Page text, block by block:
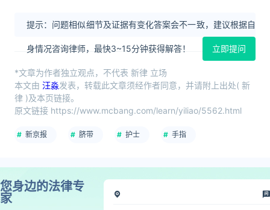
提示：问题相似细节及证据有变化答案会不一致，建议根据自
身情况咨询律师，最快3~15分钟获得解答！ 立即提问
*文章为作者独立观点，不代表 新律 立场
本文由 汪淼发表，转载此文章须经作者同意，并请附上出处( 新
律 )及本页链接。
原文链接 https://www.mcbang.com/learn/yiliao/5562.html
新京报 脐带 护士 手指
您身边的法律专
家